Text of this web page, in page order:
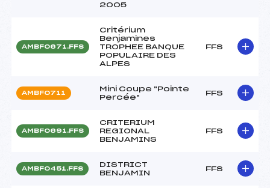
2005
AMBF0671.FFS
Critérium
Benjamines
TROPHEE BANQUE
POPULAIRE DES
ALPES
FFS
AMBF0711
Mini Coupe "Pointe
Percée"
FFS
AMBF0691.FFS
CRITERIUM
REGIONAL
BENJAMINS
FFS
AMBF0451.FFS
DISTRICT
BENJAMIN
FFS